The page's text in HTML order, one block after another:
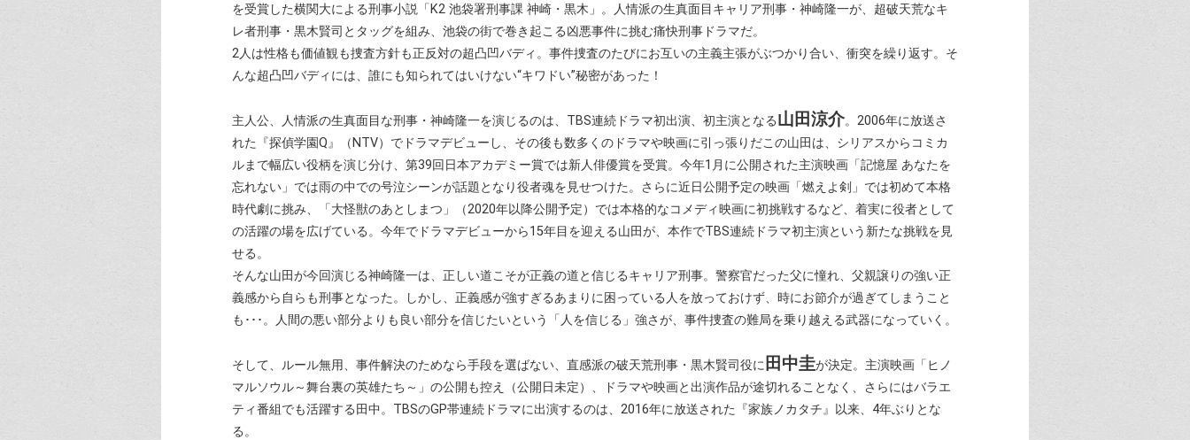
を受賞した横関大による刑事小説「K2 池袋署刑事課 神崎・黒木」。人情派の生真面目キャリア刑事・神崎隆一が、超破天荒なキ
レ者刑事・黒木賢司とタッグを組み、池袋の街で巻き起こる凶悪事件に挑む痛快刑事ドラマだ。
2人は性格も価値観も捜査方針も正反対の超凸凹バディ。事件捜査のたびにお互いの主義主張がぶつかり合い、衝突を繰り返す。そ
んな超凸凹バディには、誰にも知られてはいけない“キワドい”秘密があった！
主人公、人情派の生真面目な刑事・神崎隆一を演じるのは、TBS連続ドラマ初出演、初主演となる山田涼介。2006年に放送さ
れた『探偵学園Q』（NTV）でドラマデビューし、その後も数多くのドラマや映画に引っ張りだこの山田は、シリアスからコミカ
ルまで幅広い役柄を演じ分け、第39回日本アカデミー賞では新人俳優賞を受賞。今年1月に公開された主演映画「記憶屋 あなたを
忘れない」では雨の中での号泣シーンが話題となり役者魂を見せつけた。さらに近日公開予定の映画「燃えよ剣」では初めて本格
時代劇に挑み、「大怪獣のあとしまつ」（2020年以降公開予定）では本格的なコメディ映画に初挑戦するなど、着実に役者として
の活躍の場を広げている。今年でドラマデビューから15年目を迎える山田が、本作でTBS連続ドラマ初主演という新たな挑戦を見
せる。
そんな山田が今回演じる神崎隆一は、正しい道こそが正義の道と信じるキャリア刑事。警察官だった父に憧れ、父親譲りの強い正
義感から自らも刑事となった。しかし、正義感が強すぎるあまりに困っている人を放っておけず、時にお節介が過ぎてしまうこと
も･･･。人間の悪い部分よりも良い部分を信じたいという「人を信じる」強さが、事件捜査の難局を乗り越える武器になっていく。
そして、ルール無用、事件解決のためなら手段を選ばない、直感派の破天荒刑事・黒木賢司役に 田中圭が決定。主演映画「ヒノ
マルソウル～舞台裏の英雄たち～」の公開も控え（公開日未定）、ドラマや映画と出演作品が途切れることなく、さらにはバラエ
ティ番組でも活躍する田中。TBSのGP帯連続ドラマに出演するのは、2016年に放送された『家族ノカタチ』以来、4年ぶりとな
る。